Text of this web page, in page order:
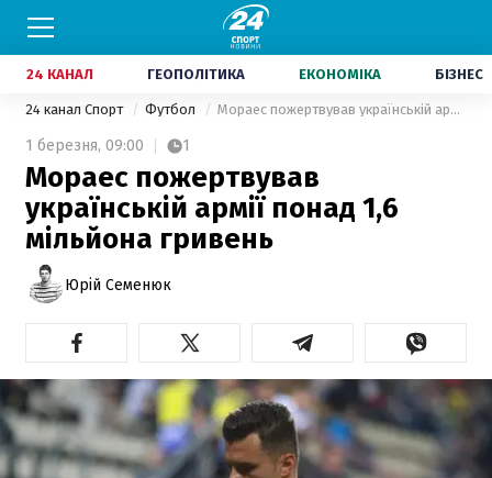
24 КАНАЛ ГЕОПОЛІТИКА ЕКОНОМІКА БІЗНЕС
24 канал Спорт Футбол Мораес пожертвував українській армії понад 1,6 мільйона гривень
1 березня, 09:00 1
Мораес пожертвував
українській армії понад 1,6
мільйона гривень
Юрій Семенюк